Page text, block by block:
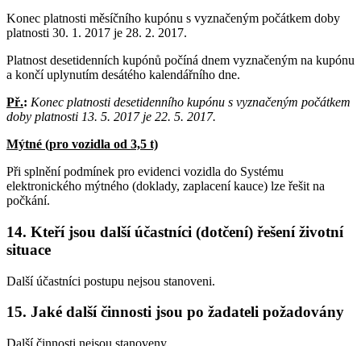
Konec platnosti měsíčního kupónu s vyznačeným počátkem doby
platnosti 30. 1. 2017 je 28. 2. 2017.
Platnost desetidenních kupónů počíná dnem vyznačeným na kupónu
a končí uplynutím desátého kalendářního dne.
Př.: Konec platnosti desetidenního kupónu s vyznačeným počátkem
doby platnosti 13. 5. 2017 je 22. 5. 2017.
Mýtné (pro vozidla od 3,5 t)
Při splnění podmínek pro evidenci vozidla do Systému
elektronického mýtného (doklady, zaplacení kauce) lze řešit na
počkání.
14. Kteří jsou další účastníci (dotčení) řešení životní
situace
Další účastníci postupu nejsou stanoveni.
15. Jaké další činnosti jsou po žadateli požadovány